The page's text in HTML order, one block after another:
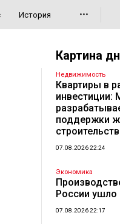
История •••
Картина
Недвижимость
Квартиры в
инвестиции:
поддержки
07.08.2026 22:24
Экономика
России ушло
07.08.2026 22:17